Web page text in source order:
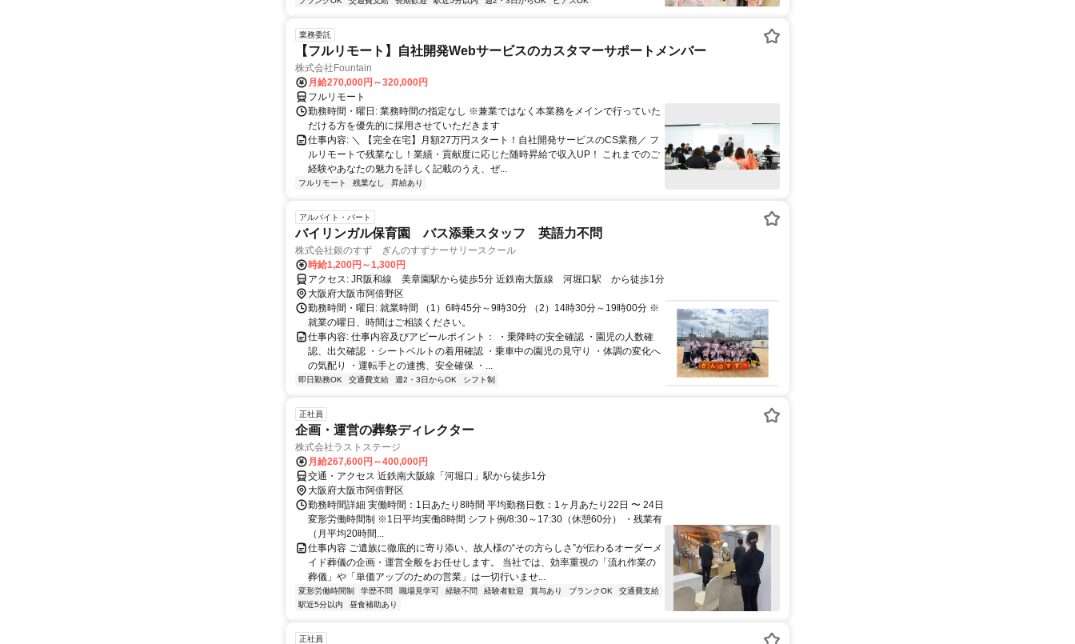
業務委託
【フルリモート】自社開発Webサービスのカスタマーサポートメンバー
株式会社Fountain
月給270,000円～320,000円
フルリモート
勤務時間・曜日: 業務時間の指定なし ※兼業ではなく本業務をメインで行っていた
だける方を優先的に採用させていただきます
仕事内容: ＼ 【完全在宅】月額27万円スタート！自社開発サービスのCS業務／ フ
ルリモートで残業なし！業績・貢献度に応じた随時昇給で収入UP！ これまでのご
経験やあなたの魅力を詳しく記載のうえ、ぜ...
フルリモート 残業なし 昇給あり
アルバイト・パート
バイリンガル保育園 バス添乗スタッフ 英語力不問
株式会社銀のすず ぎんのすずナーサリースクール
時給1,200円～1,300円
アクセス: JR阪和線 美章園駅から徒歩5分 近鉄南大阪線 河堀口駅 から徒歩1分
大阪府大阪市阿倍野区
勤務時間・曜日: 就業時間 （1）6時45分～9時30分 （2）14時30分～19時00分 ※
就業の曜日、時間はご相談ください。
仕事内容: 仕事内容及びアピールポイント： ・乗降時の安全確認 ・園児の人数確
認、出欠確認 ・シートベルトの着用確認 ・乗車中の園児の見守り ・体調の変化へ
の気配り ・運転手との連携、安全確保 ・...
即日勤務OK 交通費支給 週2・3日からOK シフト制
正社員
企画・運営の葬祭ディレクター
株式会社ラストステージ
月給267,600円～400,000円
交通・アクセス 近鉄南大阪線「河堀口」駅から徒歩1分
大阪府大阪市阿倍野区
勤務時間詳細 実働時間：1日あたり8時間 平均勤務日数：1ヶ月あたり22日 〜 24日
変形労働時間制 ※1日平均実働8時間 シフト例/8:30～17:30（休憩60分） ・残業有
（月平均20時間...
仕事内容 ご遺族に徹底的に寄り添い、故人様の“その方らしさ”が伝わるオーダーメ
イド葬儀の企画・運営全般をお任せします。 当社では、効率重視の「流れ作業の
葬儀」や「単価アップのための営業」は一切行いませ...
変形労働時間制 学歴不問 職場見学可 経験不問 経験者歓迎 賞与あり ブランクOK
交通費支給
駅近5分以内
昼食補助あり
正社員